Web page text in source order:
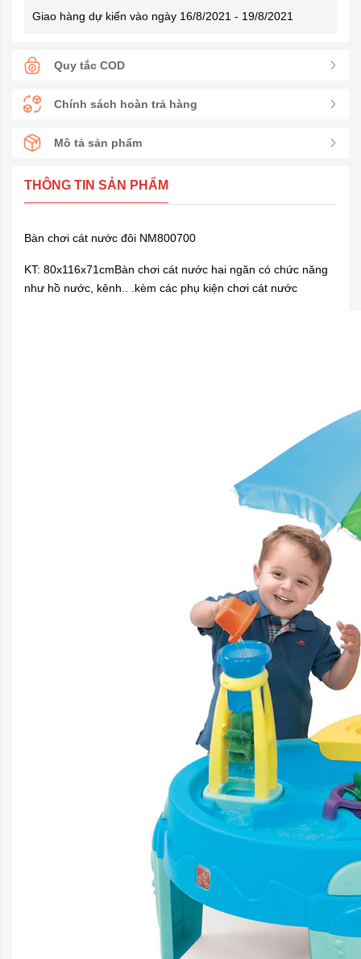
Giao hàng dự kiến vào ngày 16/8/2021 - 19/8/2021
Quy tắc COD
Chính sách hoàn trả hàng
Mô tả sản phẩm
THÔNG TIN SẢN PHẨM
Bàn chơi cát nước đôi NM800700
KT: 80x116x71cmBàn chơi cát nước hai ngăn có chức năng
như hồ nước, kênh.. .kèm các phụ kiện chơi cát nước